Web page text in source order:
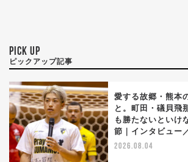
PICK UP
ピックアップ記事
愛する故郷・熊本
と。町田・礒貝飛
も勝たないといけ
節｜インタビュー
2026.08.04